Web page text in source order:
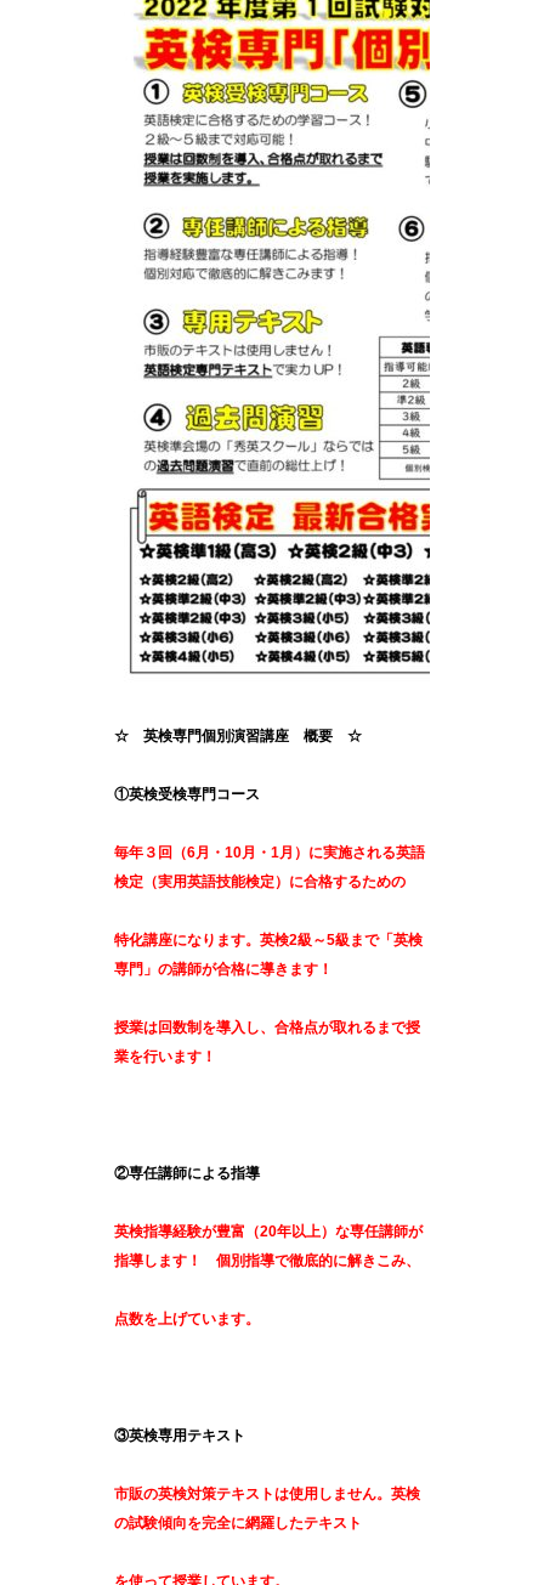
☆ 英検専門個別演習講座 概要 ☆
①英検受検専門コース
毎年３回（6月・10月・1月）に実施される英語
検定（実用英語技能検定）に合格するための
特化講座になります。英検2級～5級まで「英検
専門」の講師が合格に導きます！
授業は回数制を導入し、合格点が取れるまで授
業を行います！
②専任講師による指導
英検指導経験が豊富（20年以上）な専任講師が
指導します！ 個別指導で徹底的に解きこみ、
点数を上げています。
③英検専用テキスト
市販の英検対策テキストは使用しません。英検
の試験傾向を完全に網羅したテキスト
を使って授業しています。